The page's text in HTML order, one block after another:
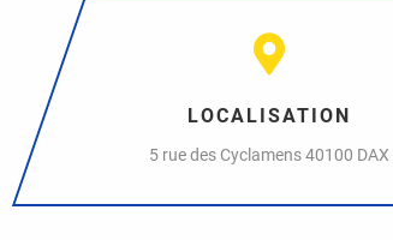
LOCALISATION
5 rue des Cyclamens 40100 DAX